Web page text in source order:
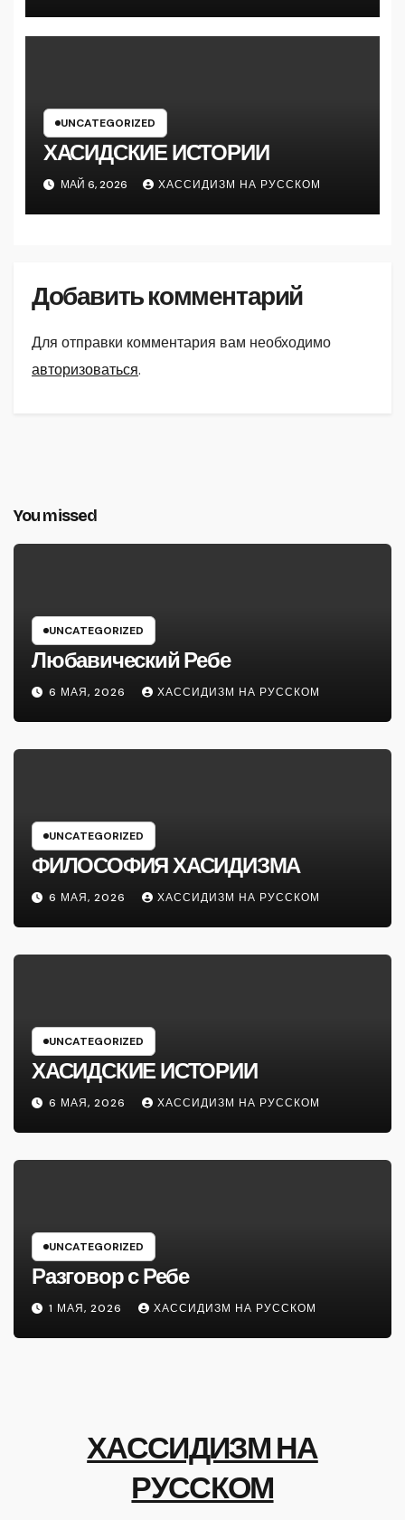
UNCATEGORIZED
ХАСИДСКИЕ ИСТОРИИ
МАЙ 6, 2026 ХАССИДИЗМ НА РУССКОМ
Добавить комментарий
Для отправки комментария вам необходимо
авторизоваться.
You missed
UNCATEGORIZED
Любавический Ребе
6 МАЯ, 2026 ХАССИДИЗМ НА РУССКОМ
UNCATEGORIZED
ФИЛОСОФИЯ ХАСИДИЗМА
6 МАЯ, 2026 ХАССИДИЗМ НА РУССКОМ
UNCATEGORIZED
ХАСИДСКИЕ ИСТОРИИ
6 МАЯ, 2026 ХАССИДИЗМ НА РУССКОМ
UNCATEGORIZED
Разговор с Ребе
1 МАЯ, 2026 ХАССИДИЗМ НА РУССКОМ
ХАССИДИЗМ НА
РУССКОМ